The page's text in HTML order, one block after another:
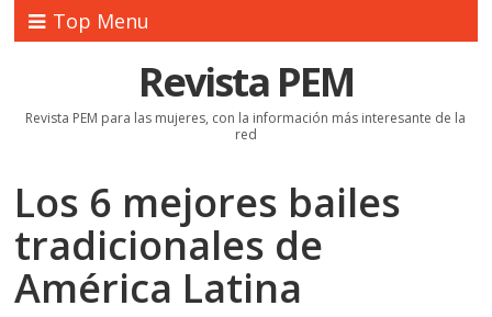
Top Menu
Revista PEM
Revista PEM para las mujeres, con la información más interesante de la
red
Los 6 mejores bailes
tradicionales de
América Latina